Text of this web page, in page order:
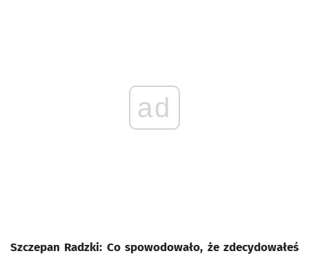
ad
Szczepan Radzki: Co spowodowało, że zdecydowałeś